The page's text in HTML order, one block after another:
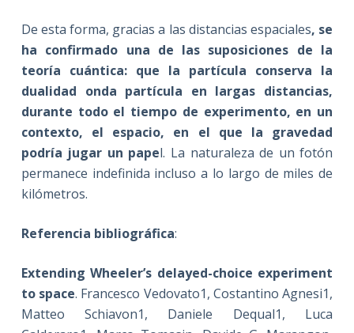
De esta forma, gracias a las distancias espaciales, se
ha confirmado una de las suposiciones de la
teoría cuántica: que la partícula conserva la
dualidad onda partícula en largas distancias,
durante todo el tiempo de experimento, en un
contexto, el espacio, en el que la gravedad
podría jugar un papel. La naturaleza de un fotón
permanece indefinida incluso a lo largo de miles de
kilómetros.
Referencia bibliográfica:
Extending Wheeler’s delayed-choice experiment
to space. Francesco Vedovato1, Costantino Agnesi1,
Matteo Schiavon1, Daniele Dequal1, Luca